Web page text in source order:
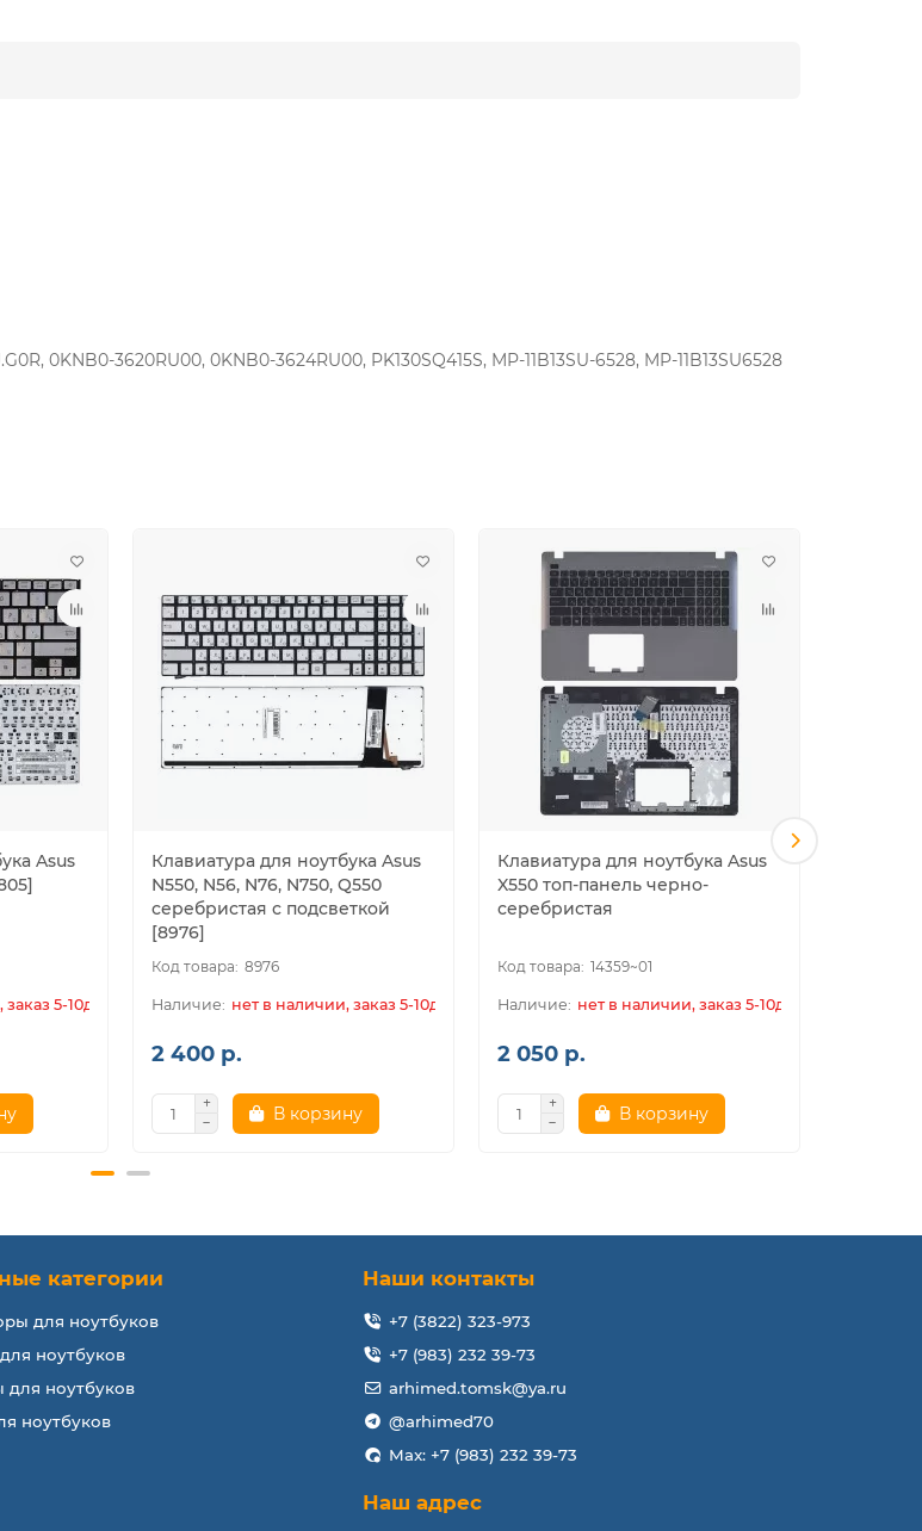
0KNB0-3620RU00, 0KNB0-3624RU00, PK130SQ415S, MP-11B13SU-6528, MP-11B13SU6528
Asus
5-10дн.
Клавиатура для ноутбука Asus
N550, N56, N76, N750, Q550
серебристая с подсветкой
[8976]
8976
нет в наличии, заказ 5-10дн.
2 400 р.
В корзину
Клавиатура для ноутбука Asus
X550 топ-панель черно-
серебристая
14359~01
нет в наличии, заказ 5-10дн.
2 050 р.
В корзину
категории
для ноутбуков
ноутбуков
для ноутбуков
ноутбуков
Наши контакты
+7 (3822) 323-973
+7 (983) 232 39-73
arhimed.tomsk@ya.ru
@arhimed70
Max: +7 (983) 232 39-73
Наш адрес